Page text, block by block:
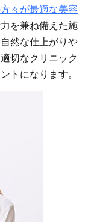
々が最適な美容
を兼ね備えた施
然な仕上がりや
切なクリニック
トになります。